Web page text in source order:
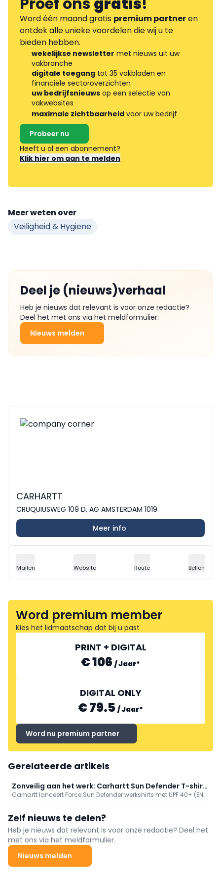
Word één maand gratis premium partneren
ontdek alle unieke voordelen die wij u te
bieden hebben.
wekelijkse newsletter met nieuws uit uw
vakbranche
digitale toegang tot 35 vakbladen en
financiële sectoroverzichten
uw bedrijfsnieuws op een selectie van
vakwebsites
maximale zichtbaarheid voor uw bedrijf
Probeer nu
Heeft u al een abonnement?
Klik hier om aan te melden
Meer weten over
Veiligheid & Hygiene
Deel je (nieuws)verhaal
Heb je nieuws dat relevant is voor onze redactie?
Deel het met ons via het meldformulier.
Nieuws melden
CARHARTT
CRUQUIUSWEG 109 D, AG AMSTERDAM 1019
Meer info
Mailen Website Route Bellen
Word premium member
Kies het lidmaatschap dat bij u past
PRINT + DIGITAL
€ 106 /Jaar*
DIGITAL ONLY
€ 79.5 /Jaar*
Word nu premium partner
Gerelateerde artikels
Zonveilig aan het werk: Carhartt Sun Defender T-shirt
met UPF 40+
Carhartt lanceert Force Sun Defender werkshirts met UPF 40+ (EN
sterke stiksels. Kleuren o.a. zwart/wit; adviesprijzen €39,99 en
€34,99.
Zelf nieuws te delen?
Heb je nieuws dat relevant is voor onze redactie? Deel het
met ons via het meldformulier.
Nieuws melden